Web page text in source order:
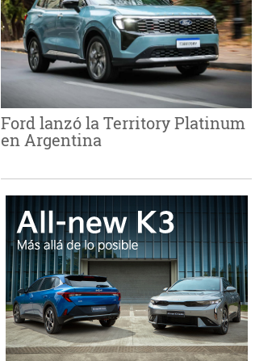
Ford lanzó la Territory Platinum
en Argentina